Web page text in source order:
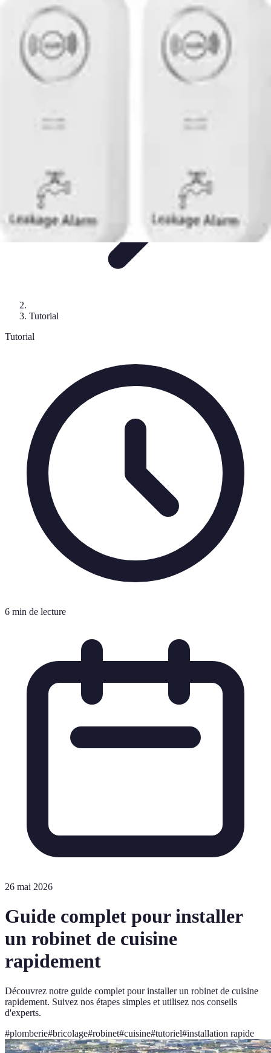
Plomberie Rapide
Dépannage
Outils et Équipements Dépannage et révisionsDépannage
d'urgence
Dépannage plomberie
Plomberie Rapide
Tutorial
Tutorial
6 min de lecture
26 mai 2026
Guide complet pour installer
un robinet de cuisine
rapidement
Découvrez notre guide complet pour installer un robinet de cuisine
rapidement. Suivez nos étapes simples et utilisez nos conseils
d'experts.
#plomberie#bricolage#robinet#cuisine#tutoriel#installation rapide